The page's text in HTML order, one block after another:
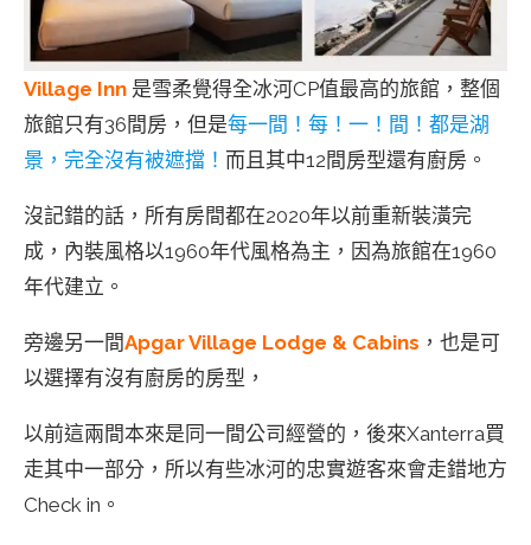
Village Inn 是雪柔覺得全冰河CP值最高的旅館，整個
旅館只有36間房，但是每一間！每！一！間！都是湖
景，完全沒有被遮擋！ 而且其中12間房型還有廚房。
沒記錯的話，所有房間都在2020年以前重新裝潢完
成，內裝風格以1960年代風格為主，因為旅館在1960
年代建立。
旁邊另一間Apgar Village Lodge & Cabins ，也是可
以選擇有沒有廚房的房型，
以前這兩間本來是同一間公司經營的，後來Xanterra買
走其中一部分，所以有些冰河的忠實遊客來會走錯地方
Check in。